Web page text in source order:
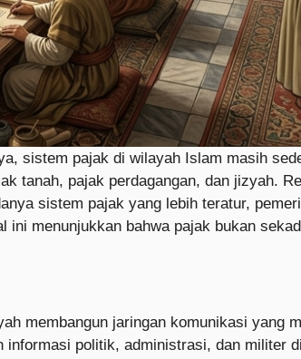
sistem pajak di wilayah Islam masih
tanah, pajak perdagangan, dan jizyah.
sistem pajak yang lebih teratur,
menunjukkan bahwa pajak bukan
membangun jaringan komunikasi yang
politik, administrasi, dan militer